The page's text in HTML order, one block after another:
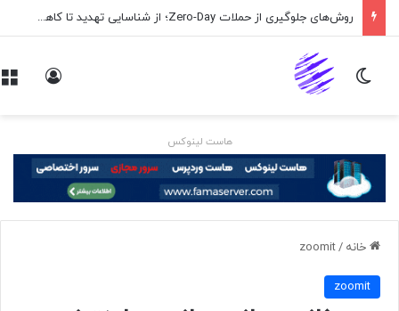
روش‌های جلوگیری از حملات Zero-Day؛ از شناسایی تهدید تا کاهش ریسک
تغییر پوسته
هاست لینوکس
خانه /
zoomit
zoomit